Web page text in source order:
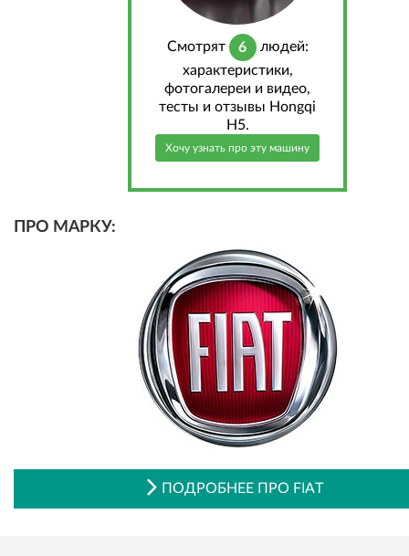
Cмотрят 6
людей:
характеристики,
фотогалереи и видео,
тесты и отзывы Hongqi
H5.
Хочу узнать про эту машину
ПРО МАРКУ:
ПОДРОБНЕЕ ПРО FIAT